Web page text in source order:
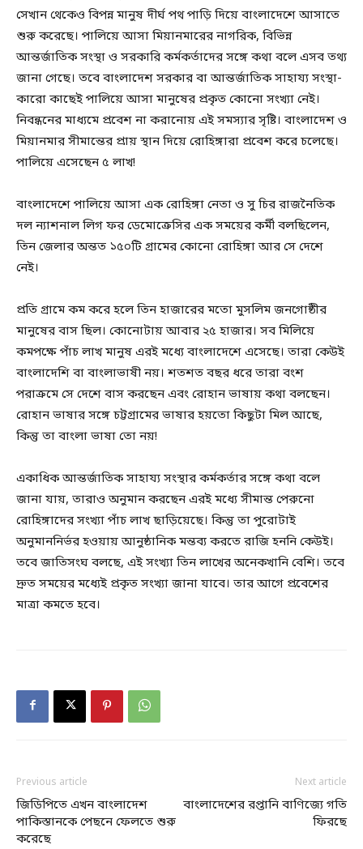
সেখান থেকেও বিপন্ন মানুষ দীর্ঘ পথ পাড়ি দিয়ে বাংলাদেশে আসাতে
শুরু করেছে। পালিয়ে আসা মিয়ানমারের নাগরিক, বিভিন্ন
আন্তর্জাতিক সংস্থা ও সরকারি কর্মকর্তাদের সঙ্গে কথা বলে এসব তথ্য
জানা গেছে। তবে বাংলাদেশ সরকার বা আন্তর্জাতিক সাহায্য সংস্থা-
কারো কাছেই পালিয়ে আসা মানুষের প্রকৃত কোনো সংখ্যা নেই।
নিবন্ধনের মাধ্যমে প্রবেশ না করানোয় এই সমস্যার সৃষ্টি। বাংলাদেশ ও
মিয়ানমার সীমান্তের প্রায় স্থান দিয়ে রোহিঙ্গারা প্রবেশ করে চলেছে।
পালিয়ে এসেছেন ৫ লাখ!
বাংলাদেশে পালিয়ে আসা এক রোহিঙ্গা নেতা ও সু চির রাজনৈতিক
দল ন্যাশনাল লিগ ফর ডেমোক্রেসির এক সময়ের কর্মী বলছিলেন,
তিন জেলার অন্তত ১৫০টি গ্রামের কোনো রোহিঙ্গা আর সে দেশে
নেই।
প্রতি গ্রামে কম করে হলে তিন হাজারের মতো মুসলিম জনগোষ্ঠীর
মানুষের বাস ছিল। কোনোটায় আবার ২৫ হাজার। সব মিলিয়ে
কমপক্ষে পাঁচ লাখ মানুষ এরই মধ্যে বাংলাদেশে এসেছে। তারা কেউই
বাংলাদেশি বা বাংলাভাষী নয়। শতশত বছর ধরে তারা বংশ
পরাক্রমে সে দেশে বাস করছেন এবং রোহান ভাষায় কথা বলছেন।
রোহান ভাষার সঙ্গে চট্টগ্রামের ভাষার হয়তো কিছুটা মিল আছে,
কিন্তু তা বাংলা ভাষা তো নয়!
একাধিক আন্তর্জাতিক সাহায্য সংস্থার কর্মকর্তার সঙ্গে কথা বলে
জানা যায়, তারাও অনুমান করছেন এরই মধ্যে সীমান্ত পেরুনো
রোহিঙ্গাদের সংখ্যা পাঁচ লাখ ছাড়িয়েছে। কিন্তু তা পুরোটাই
অনুমাননির্ভর হওয়ায় আনুষ্ঠানিক মন্তব্য করতে রাজি হননি কেউই।
তবে জাতিসংঘ বলছে, এই সংখ্যা তিন লাখের অনেকখানি বেশি। তবে
দ্রুত সময়ের মধ্যেই প্রকৃত সংখ্যা জানা যাবে। তার আগে প্রবেশের
মাত্রা কমতে হবে।
Previous article
জিডিপিতে এখন বাংলাদেশ
পাকিস্তানকে পেছনে ফেলতে শুরু
করেছে
Next article
বাংলাদেশের রপ্তানি বাণিজ্যে গতি
ফিরছে